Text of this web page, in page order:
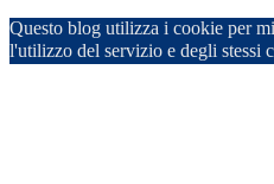
Questo blog utilizza i cookie per
l'utilizzo del servizio e degli stessi